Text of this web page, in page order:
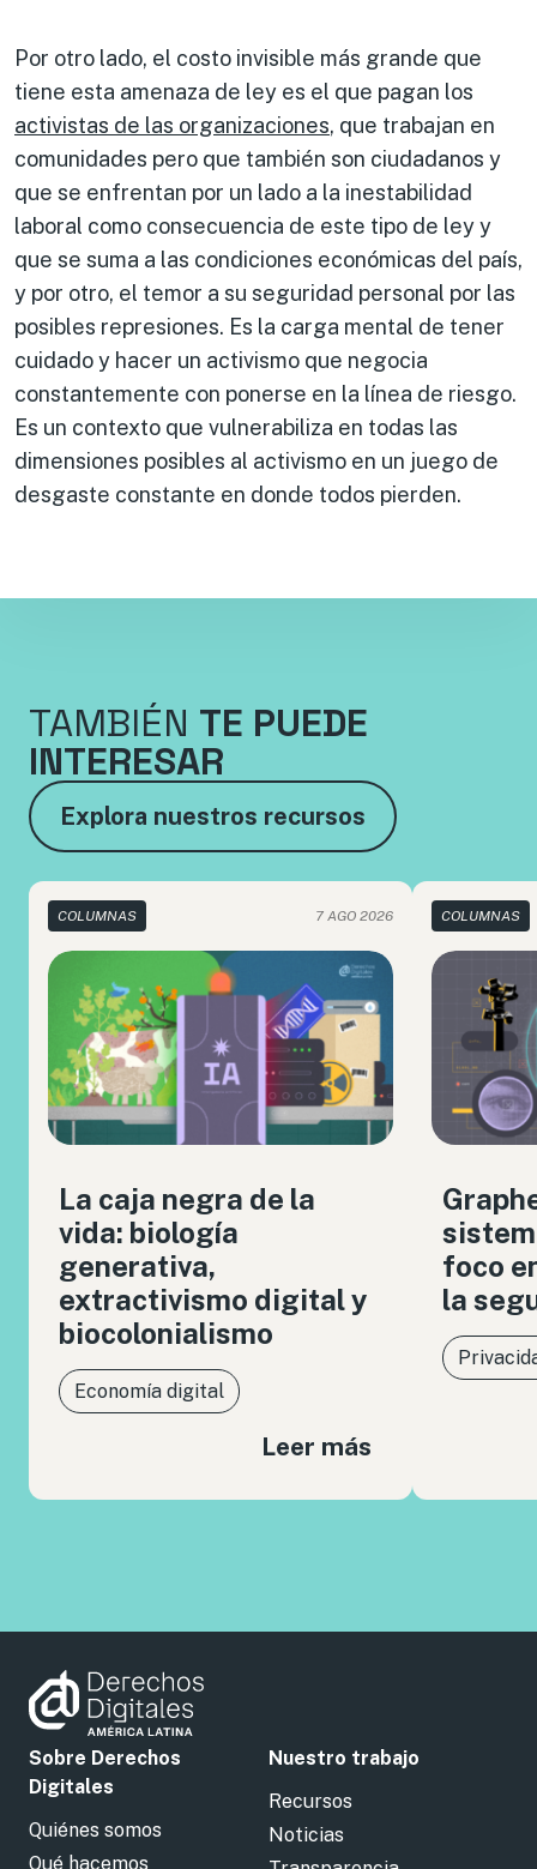
Por otro lado, el costo invisible más grande que
tiene esta amenaza de ley es el que pagan los
activistas de las organizaciones, que trabajan en
comunidades pero que también son ciudadanos y
que se enfrentan por un lado a la inestabilidad
laboral como consecuencia de este tipo de ley y
que se suma a las condiciones económicas del país,
y por otro, el temor a su seguridad personal por las
posibles represiones. Es la carga mental de tener
cuidado y hacer un activismo que negocia
constantemente con ponerse en la línea de riesgo.
Es un contexto que vulnerabiliza en todas las
dimensiones posibles al activismo en un juego de
desgaste constante en donde todos pierden.
TAMBIÉN TE PUEDE
INTERESAR
Explora nuestros recursos
COLUMNAS 7 AGO 2026
La caja negra de la
vida: biología
generativa,
extractivismo digital y
biocolonialismo
Economía digital
Leer más
COLUMNAS
foco
la
Sobre Derechos
Digitales
Quiénes somos
Qué hacemos
Nuestro trabajo
Recursos
Noticias